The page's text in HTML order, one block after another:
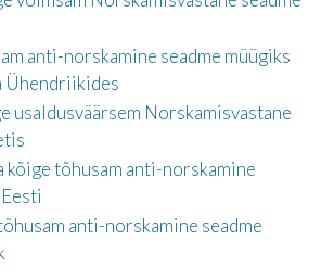
anti-norskamine seadme müügiks
Ühendriikides
usaldusväärsem Norskamisvastane
kõige tõhusam anti-norskamine
anti-norskamine seadme